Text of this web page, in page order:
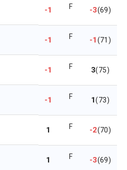
-1 F -3(69)
-1 F -1(71)
-1 F 3(75)
-1 F 1(73)
1 F -2(70)
1 F -3(69)